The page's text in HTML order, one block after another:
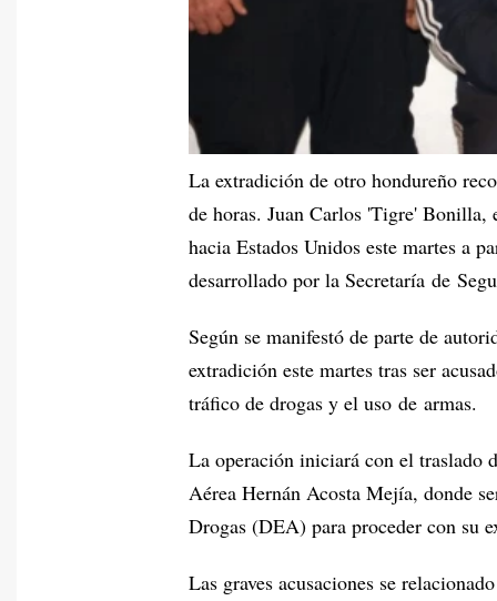
La extradición de otro hondureño
de horas. Juan Carlos 'Tigre'
hacia Estados Unidos este martes a
desarrollado por la Secretaría de
Según se manifestó de parte de
extradición este martes tras ser
tráfico de drogas y el uso de armas.
La operación iniciará con el traslado
Aérea Hernán Acosta Mejía, donde
Drogas (DEA) para proceder con su
Las graves acusaciones se